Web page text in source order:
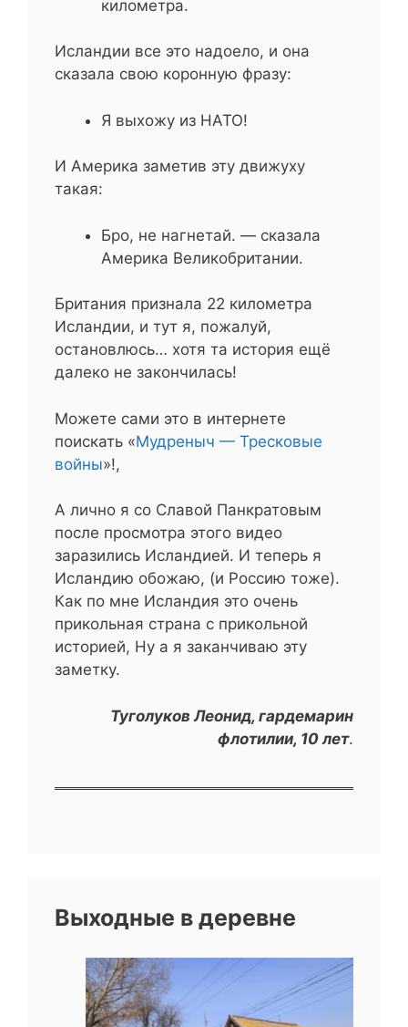
километра.
Исландии все это надоело, и она
сказала свою коронную фразу:
Я выхожу из НАТО!
И Америка заметив эту движуху
такая:
Бро, не нагнетай. — сказала
Америка Великобритании.
Британия признала 22 километра
Исландии, и тут я, пожалуй,
остановлюсь… хотя та история ещё
далеко не закончилась!
Можете сами это в интернете
поискать «Мудреныч — Тресковые
войны»!,
А лично я со Славой Панкратовым
после просмотра этого видео
заразились Исландией. И теперь я
Исландию обожаю, (и Россию тоже).
Как по мне Исландия это очень
прикольная страна с прикольной
историей, Ну а я заканчиваю эту
заметку.
Туголуков Леонид, гардемарин
флотилии, 10 лет.
Выходные в деревне